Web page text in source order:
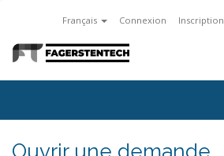
Français Connexion Inscription
Ouvrir une demande